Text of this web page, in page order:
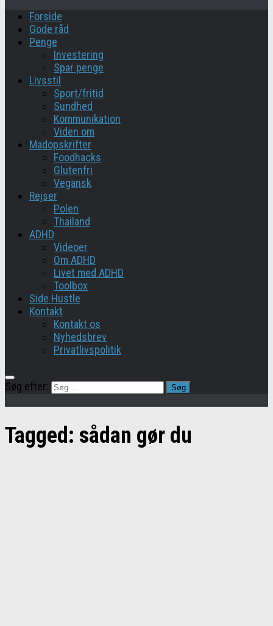
Forside
Gode råd
Penge
Investering
Spar penge
Livsstil
Sport/fritid
Sundhed
Kommunikation
Viden om
Madopskrifter
Foodhacks
Glutenfri
Vegansk
Rejser
Polen
Thailand
ADHD
Videoer
Om ADHD
Livet med ADHD
Toolbox
Side Hustle
Kontakt
Kontakt os
Nyhedsbrev
Privatlivspolitik
Søg efter:
Tagged: sådan gør du